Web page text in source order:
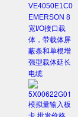
VE4050E1C0
EMERSON 8
宽I/O接口载
体，带载体屏
蔽条和单根增
强型载体延长
电缆